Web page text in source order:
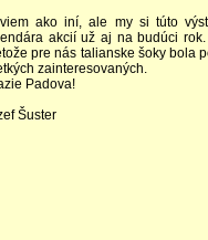
ako iní, ale my si túto
akcií už aj na budúci
pre nás talianske šoky bola
zainteresovaných.
Padova!
Šuster